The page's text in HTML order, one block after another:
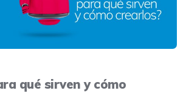
qué sirven y cómo